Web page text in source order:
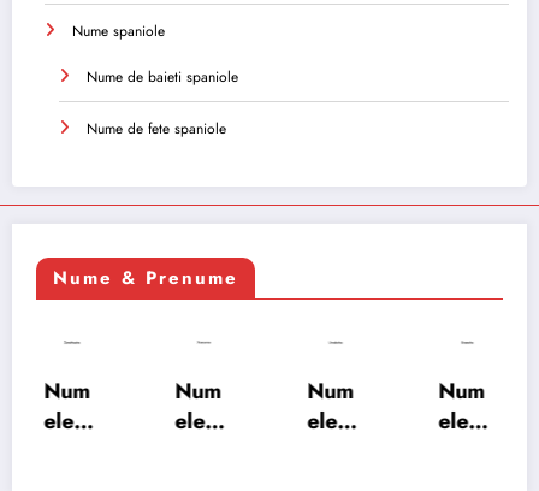
Nume spaniole
Nume de baieti spaniole
Nume de fete spaniole
Nume & Prenume
Num
ele
Num
ele
Num
ele
Num
ele